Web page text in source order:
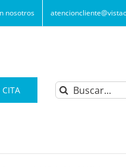
nosotros
CITA Buscar: